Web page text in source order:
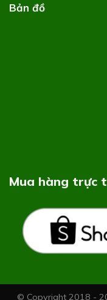
Bản đồ
Mua hàng trực
© Copyright 2018 -